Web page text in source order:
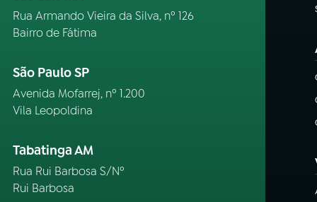
Rua Armando Vieira da Silva, nº 126
Bairro de Fátima
São Paulo SP
Avenida Mofarrej, nº 1.200
Vila Leopoldina
Tabatinga AM
Rua Rui Barbosa S/Nº
Rui Barbosa